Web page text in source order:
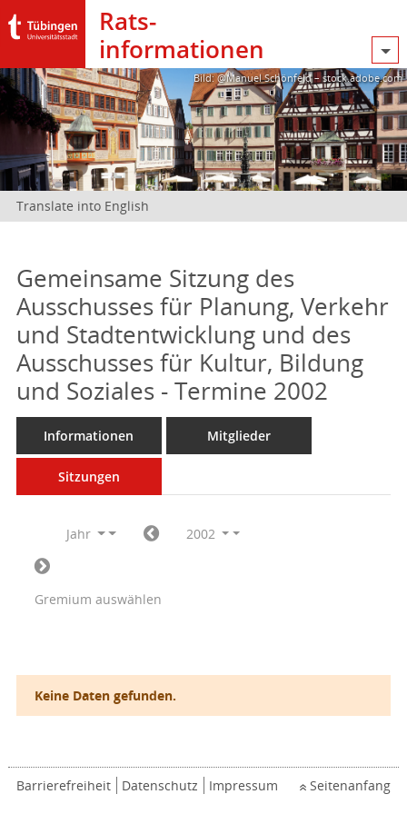
Rats­
informationen
Bild: @Manuel Schönfeld – stock.adobe.com
Translate into English
Gemeinsame Sitzung des
Ausschusses für Planung, Verkehr
und Stadtentwicklung und des
Ausschusses für Kultur, Bildung
und Soziales - Termine 2002
Informationen Mitglieder
Sitzungen
Jahr 2002
Gremium auswählen
Keine Daten gefunden.
Barrierefreiheit Datenschutz Impressum Seitenanfang